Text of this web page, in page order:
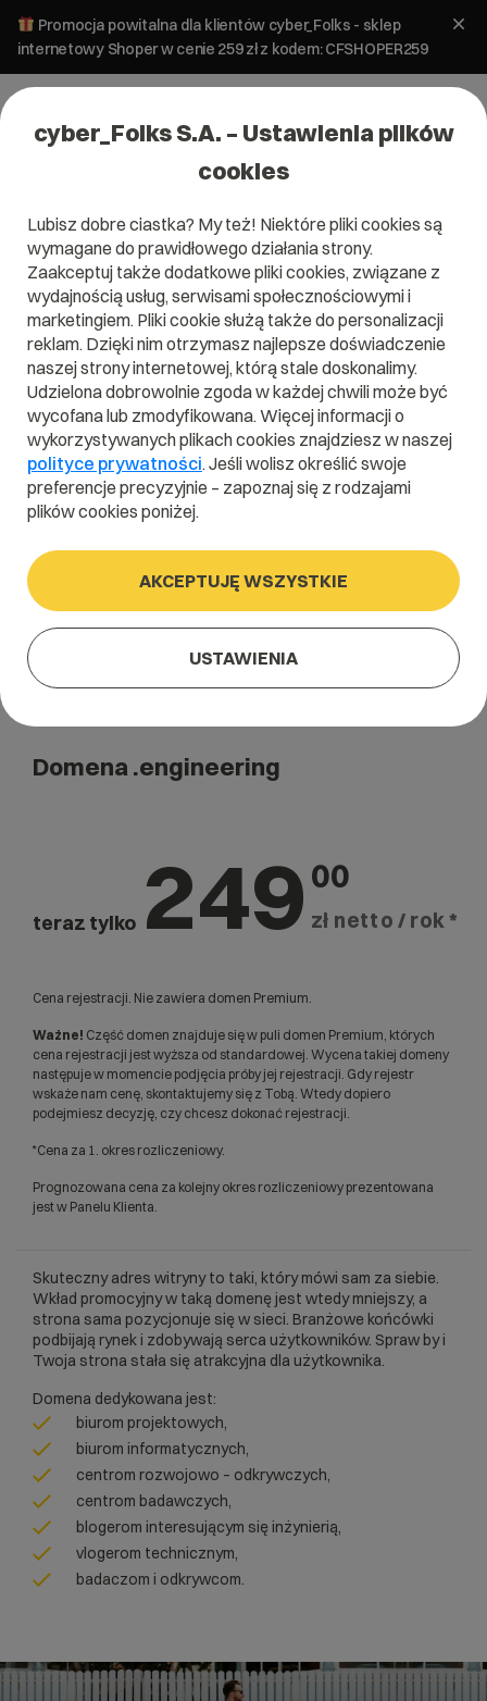
Promocja powitalna dla klientów cyber_Folks - sklep
internetowy Shoper w cenie 259 zł z kodem: CFSHOPER259
Domena .engineering
Wyraź branżową końcówką swoje zainteresowana.
.engineering
Szukaj
Domena .engineering
teraz tylko 249 00
zł netto / rok *
Cena rejestracji. Nie zawiera domen Premium.
Ważne! Część domen znajduje się w puli domen Premium, których
cena rejestracji jest wyższa od standardowej. Wycena takiej domeny
następuje w momencie podjęcia próby jej rejestracji. Gdy rejestr
wskaże nam cenę, skontaktujemy się z Tobą. Wtedy dopiero
podejmiesz decyzję, czy chcesz dokonać rejestracji.
*Cena za 1. okres rozliczeniowy.
Prognozowana cena za kolejny okres rozliczeniowy prezentowana
jest w Panelu Klienta.
Skuteczny adres witryny to taki, który mówi sam za siebie.
Wkład promocyjny w taką domenę jest wtedy mniejszy, a
strona sama pozycjonuje się w sieci. Branżowe końcówki
podbijają rynek i zdobywają serca użytkowników. Spraw by i
Twoja strona stała się atrakcyjna dla użytkownika.
Domena dedykowana jest:
biurom projektowych,
biurom informatycznych,
centrom rozwojowo – odkrywczych,
centrom badawczych,
blogerom interesującym się inżynierią,
vlogerom technicznym,
badaczom i odkrywcom.
cyber_Folks S.A. – Ustawienia plików
cookies
Lubisz dobre ciastka? My też! Niektóre pliki cookies są
wymagane do prawidłowego działania strony.
Zaakceptuj także dodatkowe pliki cookies, związane z
wydajnością usług, serwisami społecznościowymi i
marketingiem. Pliki cookie służą także do personalizacji
reklam. Dzięki nim otrzymasz najlepsze doświadczenie
naszej strony internetowej, którą stale doskonalimy.
Udzielona dobrowolnie zgoda w każdej chwili może być
wycofana lub zmodyfikowana. Więcej informacji o
wykorzystywanych plikach cookies znajdziesz w naszej
polityce prywatności. Jeśli wolisz określić swoje
preferencje precyzyjnie – zapoznaj się z rodzajami
plików cookies poniżej.
AKCEPTUJĘ WSZYSTKIE
USTAWIENIA